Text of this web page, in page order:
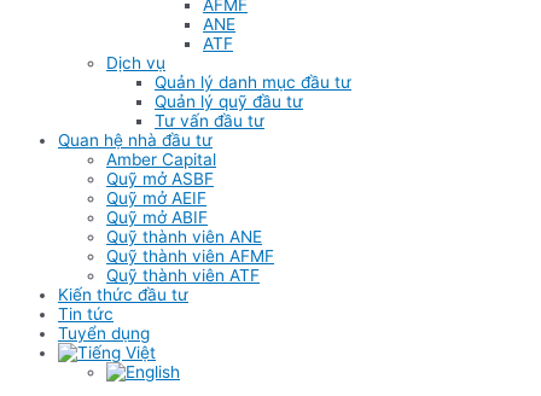
AFMF
ANE
ATF
Dịch vụ
Quản lý danh mục đầu tư
Quản lý quỹ đầu tư
Tư vấn đầu tư
Quan hệ nhà đầu tư
Amber Capital
Quỹ mở ASBF
Quỹ mở AEIF
Quỹ mở ABIF
Quỹ thành viên ANE
Quỹ thành viên AFMF
Quỹ thành viên ATF
Kiến thức đầu tư
Tin tức
Tuyển dụng